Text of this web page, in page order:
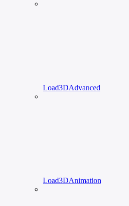
Load3DAdvanced
Load3DAnimation